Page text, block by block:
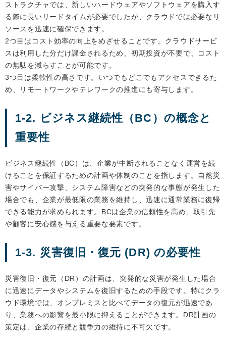
ストラクチャでは、新しいハードウェアやソフトウェアを購入す
る際に長いリードタイムが必要でしたが、クラウドでは必要なリ
ソースを迅速に確保できます。
2つ目はコスト効率の向上をめざせることです。クラウドサービ
スは利用した分だけ課金されるため、初期投資が不要で、コスト
の無駄を減らすことが可能です。
3つ目は柔軟性の高さです。いつでもどこでもアクセスできるた
め、リモートワークやテレワークの推進にも寄与します。
1-2. ビジネス継続性（BC）の概念と
重要性
ビジネス継続性（BC）は、企業が中断されることなく運営を続
けることを保証するための計画や体制のことを指します。自然災
害やサイバー攻撃、システム障害などの突発的な事態が発生した
場合でも、企業が最低限の業務を維持し、迅速に通常業務に復帰
できる能力が求められます。BCは企業の信頼性を高め、取引先
や顧客に安心感を与える重要な要素です。
1-3. 災害復旧・復元 (DR) の必要性
災害復旧・復元（DR）の計画は、突発的な災害が発生した場合
に迅速にデータやシステムを復旧するための手段です。特にクラ
ウド環境では、オンプレミスと比べてデータの復元が迅速であ
り、業務への影響を最小限に抑えることができます。DR計画の
策定は、企業の存続と競争力の維持に不可欠です。